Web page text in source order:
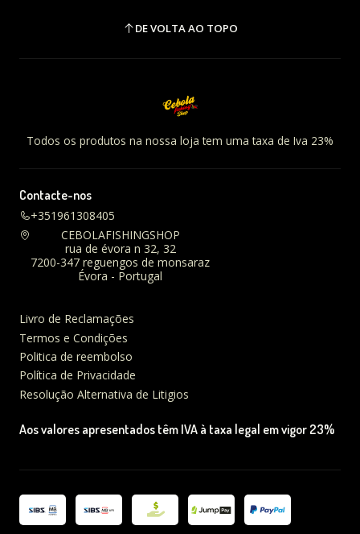
DE VOLTA AO TOPO
Todos os produtos na nossa loja tem uma taxa de Iva 23%
Contacte-nos
+351961308405
CEBOLAFISHINGSHOP
rua de évora n 32, 32
7200-347 reguengos de monsaraz
Évora - Portugal
Livro de Reclamações
Termos e Condições
Politica de reembolso
Política de Privacidade
Resolução Alternativa de Litigios
Aos valores apresentados têm IVA à taxa legal em vigor 23%